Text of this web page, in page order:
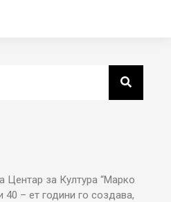
Центар за Култура “Марко
– ет години го создава,